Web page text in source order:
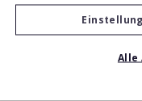
Alle